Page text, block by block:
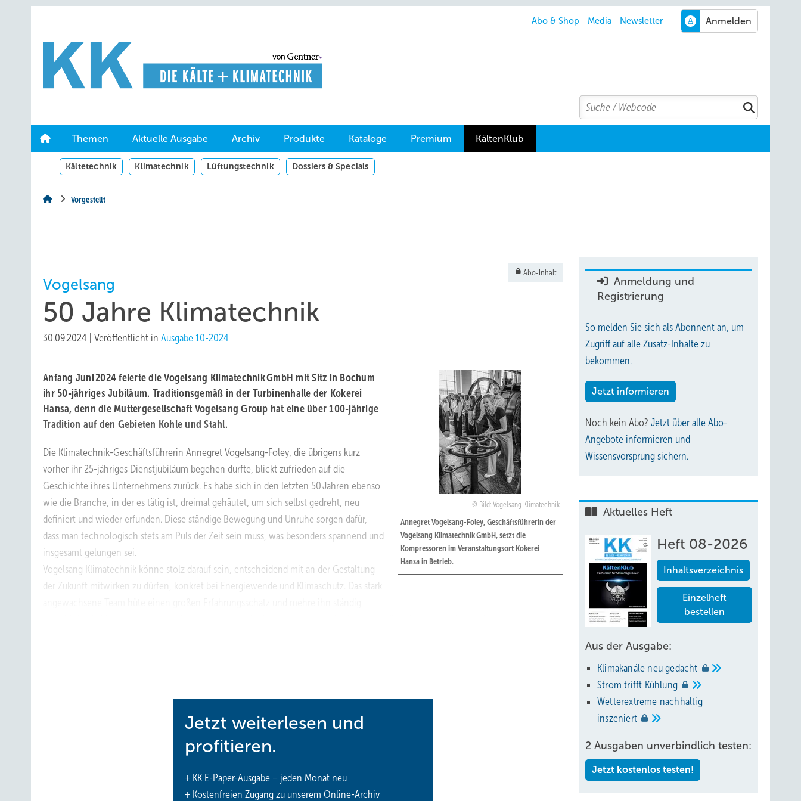
Hauptinhalt
Hauptmenü
Abo & Shop Media Newsletter
Search
Suchen
Themen Aktuelle Ausgabe Archiv Produkte Kataloge Premium KältenKlub
Kältetechnik Klimatechnik Lüftungstechnik Dossiers & Specials
Vorgestellt
Abo-Inhalt
Vogelsang
50 Jahre Klimatechnik
30.09.2024 Veröffentlicht in Ausgabe 10-2024
Bild: Vogelsang Klimatechnik
Annegret Vogelsang-Foley, Geschäftsführerin der
Vogelsang Klimatechnik GmbH, setzt die
Kompressoren im Veranstaltungsort Kokerei
Hansa in Betrieb.
Anfang Juni 2024 feierte die Vogelsang Klimatechnik GmbH mit Sitz in Bochum
ihr 50-jähriges Jubiläum. Traditionsgemäß in der Turbinenhalle der Kokerei
Hansa, denn die Muttergesellschaft Vogelsang Group hat eine über 100-jährige
Tradition auf den Gebieten Kohle und Stahl.
Die Klimatechnik-Geschäftsführerin Annegret Vogelsang-Foley, die übrigens kurz
vorher ihr 25-jähriges Dienstjubiläum begehen durfte, blickt zufrieden auf die
Geschichte ihres Unternehmens zurück. Es habe sich in den letzten 50 Jahren ebenso
wie die Branche, in der es tätig ist, dreimal gehäutet, um sich selbst gedreht, neu
definiert und wieder erfunden. Diese ständige Bewegung und Unruhe sorgen dafür,
dass man technologisch stets am Puls der Zeit sein muss, was besonders spannend und
insgesamt gelungen sei.
Vogelsang Klimatechnik könne stolz darauf sein, entscheidend mit an der Gestaltung
der Zukunft mitwirken zu dürfen, konkret bei Energiewende und Klimaschutz. Das stark
Die Vogelsang Klimatechnik ist eine 100-prozentige Tochter der Vogelsang Elektromotoren GmbH, die 1918 durch Wilhelm
Geschäfte – das Unternehmen hatte seinerzeit lediglich sechs Mitarbeiter. 1974 wurde am Bochumer Mausegatt auf dem
Jetzt weiterlesen und
profitieren.
+ KK E-Paper-Ausgabe – jeden Monat neu
+ Kostenfreien Zugang zu unserem Online-Archiv
Anmeldung und
Registrierung
So melden Sie sich als Abonnent an, um
Zugriff auf alle Zusatz-Inhalte zu
bekommen.
Jetzt informieren
Noch kein Abo? Jetzt über alle Abo-
Angebote informieren und
Wissensvorsprung sichern.
Aktuelles Heft
Heft 08-2026
Inhaltsverzeichnis
Einzelheft
bestellen
Aus der Ausgabe:
Klimakanäle neugedacht
Strom trifft Kühlung
Wetterextreme nachhaltig
inszeniert
2 Ausgaben unverbindlich testen:
Jetzt kostenlos testen!